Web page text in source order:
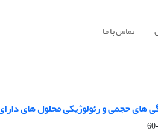
تماس با ما
های حجمی و رئولوژیکی محلول های